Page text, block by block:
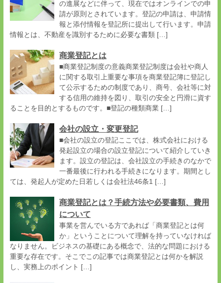
の進展などに伴って、現在ではオンラインでの申
請が原則とされています。登記の申請は、申請情
報と添付情報を登記所に提出して行います。申請
情報とは、不動産を識別するために必要な書類 […]
商業登記とは
■商業登記制度の意義商業登記制度は会社や商人
に関する取引上重要な事項を商業登記簿に登記し
て公示するための制度であり、商号、会社等に対
する信用の維持を図り、取引の安全と円滑に資す
ることを目的とするものです。■登記の種類商業 […]
会社の設立・変更登記
■会社の設立の登記ここでは、株式会社における
発起設立の場合の設立登記について紹介していき
ます。設立の登記は、会社設立の手続きのなかで
一番最後に行われる手続きになります。期間とし
ては、発起人が定めた日若しくは会社法46条1 […]
商業登記とは？手続方法や必要書類、費用
について
事業を営んでいる方であれば「商業登記とは何
か」ということについて理解を持っていなければ
なりません。ビジネスの基礎にある概念で、法的な問題における
重要な存在です。そこでこの記事では商業登記とは何かを解説
し、実務上のポイント […]